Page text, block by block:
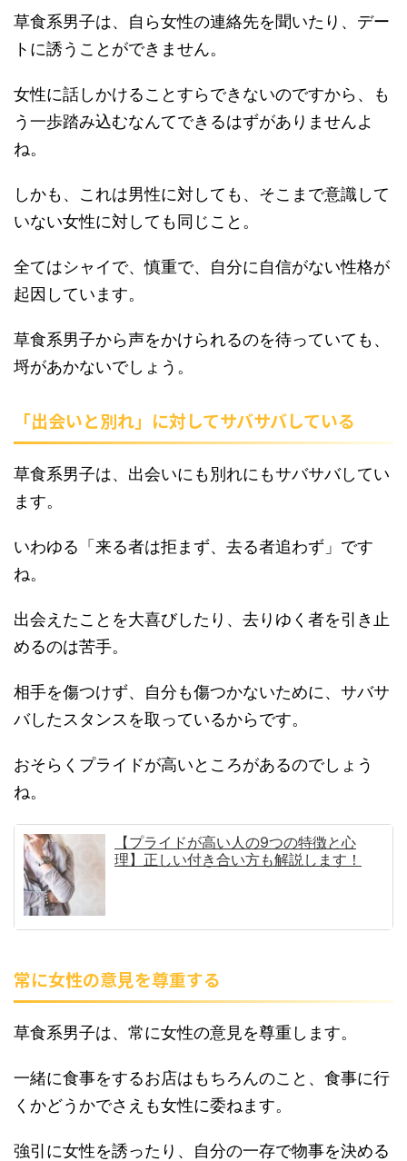
草食系男子は、自ら女性の連絡先を聞いたり、デー
トに誘うことができません。
女性に話しかけることすらできないのですから、も
う一歩踏み込むなんてできるはずがありませんよ
ね。
しかも、これは男性に対しても、そこまで意識して
いない女性に対しても同じこと。
全てはシャイで、慎重で、自分に自信がない性格が
起因しています。
草食系男子から声をかけられるのを待っていても、
埒があかないでしょう。
「出会いと別れ」に対してサバサバしている
草食系男子は、出会いにも別れにもサバサバしてい
ます。
いわゆる「来る者は拒まず、去る者追わず」です
ね。
出会えたことを大喜びしたり、去りゆく者を引き止
めるのは苦手。
相手を傷つけず、自分も傷つかないために、サバサ
バしたスタンスを取っているからです。
おそらくプライドが高いところがあるのでしょう
ね。
【プライドが高い人の9つの特徴と心
理】正しい付き合い方も解説します！
常に女性の意見を尊重する
草食系男子は、常に女性の意見を尊重します。
一緒に食事をするお店はもちろんのこと、食事に行
くかどうかでさえも女性に委ねます。
強引に女性を誘ったり、自分の一存で物事を決める